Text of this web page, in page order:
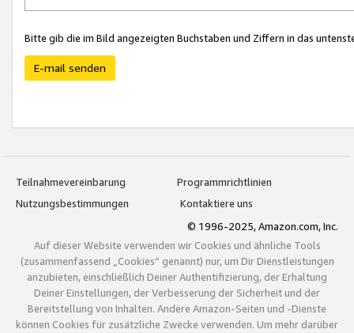
Bitte gib die im Bild angezeigten Buchstaben und Ziffern in das
E-mail senden
Teilnahmevereinbarung
Programmrichtlinien
Nutzungsbestimmungen
Kontaktiere uns
© 1996-2025, Amazon.com, Inc.
Auf dieser Website verwenden wir Cookies und ähnliche Tools
(zusammenfassend „Cookies“ genannt) nur, um Dir Dienstleistungen
anzubieten, einschließlich Deiner Authentifizierung, der Erhaltung
Deiner Einstellungen, der Verbesserung der Sicherheit und der
Bereitstellung von Inhalten. Andere Amazon-Seiten und -Dienste
können Cookies für zusätzliche Zwecke verwenden. Um mehr darüber